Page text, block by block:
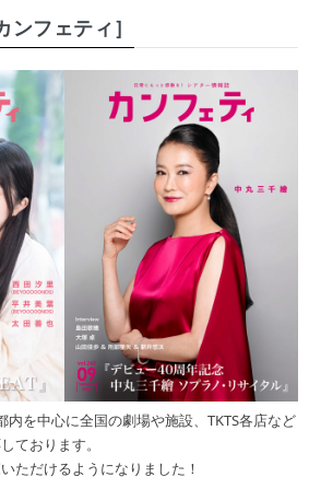
フェティ］
を中心に全国の劇場や施設、TKTS各店など
ております。
ただけるようになりました！